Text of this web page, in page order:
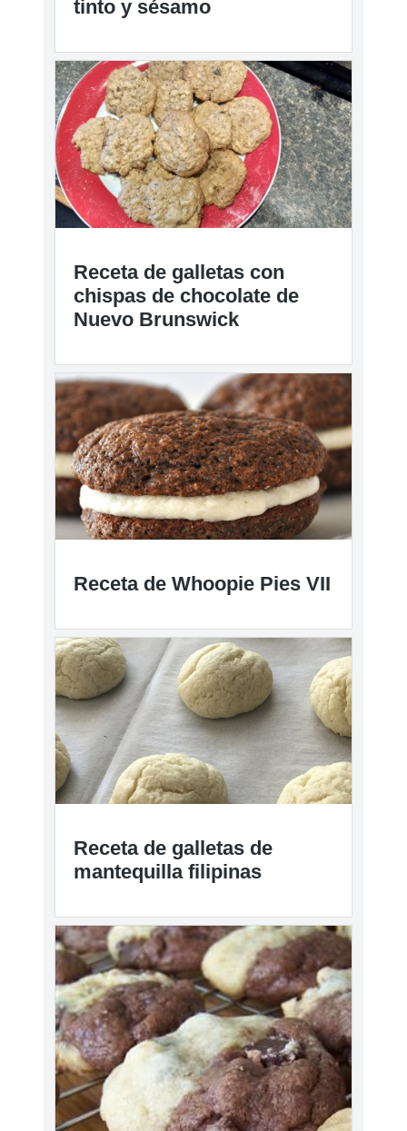
tinto y sésamo
Receta de galletas con
chispas de chocolate de
Nuevo Brunswick
Receta de Whoopie Pies VII
Receta de galletas de
mantequilla filipinas